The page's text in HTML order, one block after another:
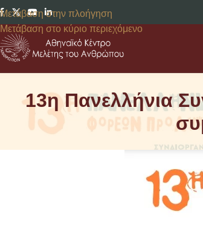
Μετάβαση στην πλοήγηση
Μετάβαση στο κύριο περιεχόμενο
13η Πανελλήνια